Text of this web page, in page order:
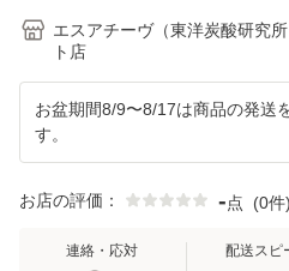
エスアチーヴ（東洋炭酸研究
ト店
お盆期間8/9〜8/17は商品の発送
す。
お店の評価： -点 (0件)
連絡・応対 配送スピ